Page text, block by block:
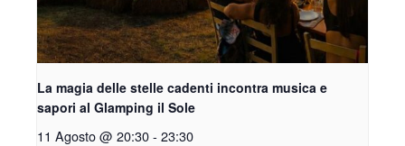
La magia delle stelle cadenti incontra musica e
sapori al Glamping il Sole
11 Agosto @ 20:30- 23:30